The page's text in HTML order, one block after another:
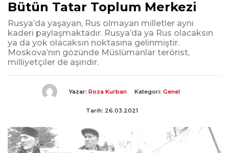
Bütün Tatar Toplum Merkezi
Rusya’da yaşayan, Rus olmayan milletler aynı
kaderi paylaşmaktadır. Rusya’da ya Rus olacaksın
ya da yok olacaksın noktasına gelinmiştir.
Moskova’nın gözünde Müslümanlar terörist,
milliyetçiler de aşırıdır.
Yazar: Roza Kurban
Tarih: 26.03.2021
Kategori: Genel